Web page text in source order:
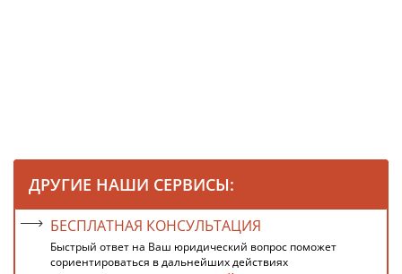
ДРУГИЕ НАШИ СЕРВИСЫ:
БЕСПЛАТНАЯ КОНСУЛЬТАЦИЯ
Быстрый ответ на Ваш юридический вопрос поможет
сориентироваться в дальнейших действиях